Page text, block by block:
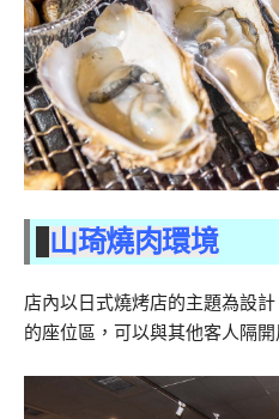
山琦燒肉環境
店內以日式燒烤店的主題為設
的座位區，可以與其他客人隔開